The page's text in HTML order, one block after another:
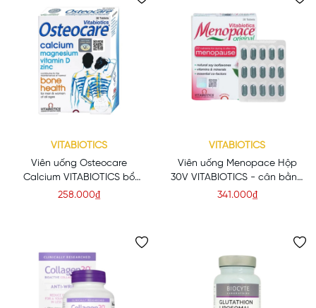
VITABIOTICS
Viên uống Osteocare
Calcium VITABIOTICS bổ
sung Canxi, Magie, VitD, Kẽm
258.000₫
VITABIOTICS
Viên uống Menopace Hộp
30V VITABIOTICS - cân bằng
nội tiết cho phụ nữ tiền &
341.000₫